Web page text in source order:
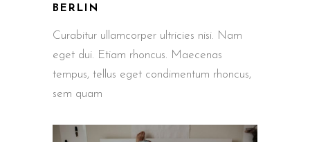
BERLIN
Curabitur ullamcorper ultricies nisi. Nam
eget dui. Etiam rhoncus. Maecenas
tempus, tellus eget condimentum rhoncus,
sem quam